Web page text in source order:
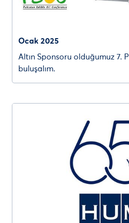
Ocak 2025
Altın Sponsoru olduğumuz 7.
buluşalım.